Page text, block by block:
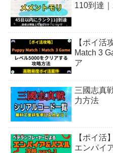
110到達
【ポイ活
Match 3
ア
三國志真
力方法
【ポイ活
エンパイ